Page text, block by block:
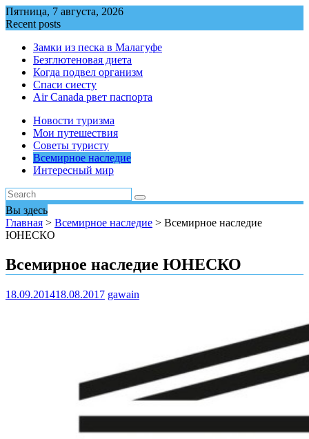
Перейти
к
Пятница, 7 августа, 2026
Recent posts
Замки из песка в Малагуфе
Безглютеновая диета
Когда подвел организм
Спаси сиесту
Air Canada рвет паспорта
Новости туризма
Мои путешествия
Советы туристу
Всемирное наследие
Интересный мир
Вы здесь
Главная > Всемирное наследие > Всемирное наследие
ЮНЕСКО
Всемирное наследие ЮНЕСКО
18.09.201418.08.2017 gawain